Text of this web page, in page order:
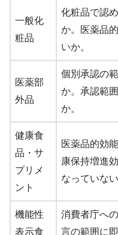
一般化
粧品
化粧品で認
か。医薬品
いか。
医薬部
外品
個別承認の
か。承認範
か。
健康食
品・サ
プリメ
ント
医薬品的効
康保持増進
なっていない
機能性
表示食
消費者庁へ
言の範囲に